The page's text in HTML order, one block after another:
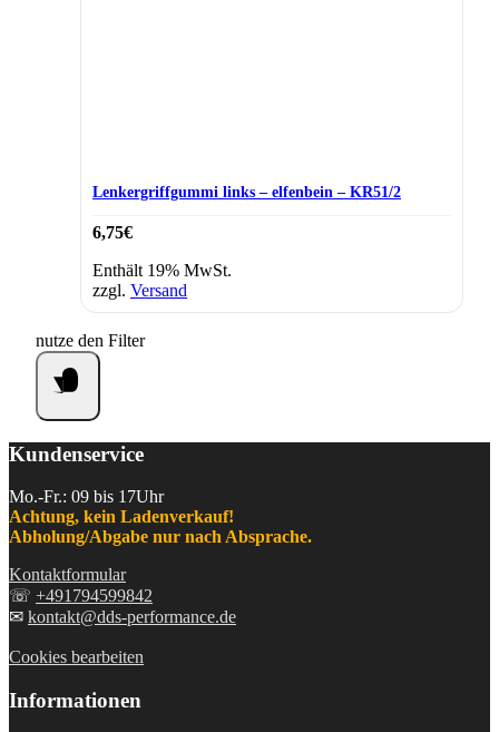
Lenkergriffgummi links – elfenbein – KR51/2
6,75€
Enthält 19% MwSt.
zzgl. Versand
nutze den Filter
Kundenservice
Mo.-Fr.: 09 bis 17Uhr
Achtung, kein Ladenverkauf!
Abholung/Abgabe nur nach Absprache.
Kontaktformular
☏ +491794599842
✉ kontakt@dds-performance.de
Cookies bearbeiten
Informationen